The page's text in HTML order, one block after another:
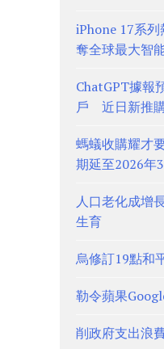
iPhone 17系
奪全球最大智
ChatGPT據報
戶 近日新推
螞蟻收購耀才
期延至2026年
人口老化成增
生育
烏修訂19點和
勒令蘋果
削政府支出浪